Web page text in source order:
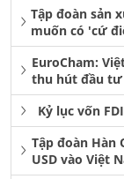
Tập đoàn sản
muốn có 'cứ
EuroCham:
thu hút đầu tư
Kỷ lục vốn
Tập đoàn Hàn
USD vào Việt